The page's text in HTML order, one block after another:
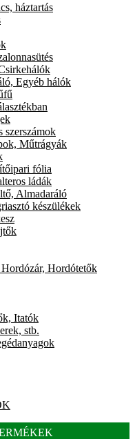
háztartás
Egyéb hálók
szerszámok
Műtrágyák
fólia
ládák
Almadaráló
készülékek
Hordótetők
Itatók
stb.